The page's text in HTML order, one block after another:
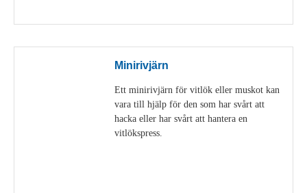
Minirivjärn
Ett minirivjärn för vitlök eller muskot kan
vara till hjälp för den som har svårt att
hacka eller har svårt att hantera en
vitlökspress.